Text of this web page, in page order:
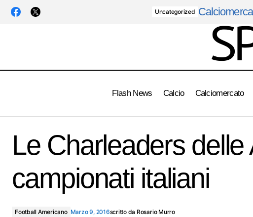
Uncategorized
Flash News Calcio Calciomercato
Le Charleaders delle
campionati italiani
Football Americano Marzo 9, 2016scritto da Rosario Murro